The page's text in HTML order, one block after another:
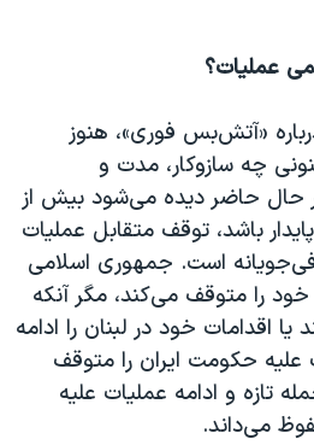
عملیات؟
«آتش‌بس فوری»، هنوز
چه سازوکار، مدت و
حال حاضر دیده می‌شود بیش از
باشد، توقف متقابل عملیات
است. جمهوری اسلامی
را متوقف می‌کند، مگر آنکه
یا اقدامات خود در لبنان را ادامه
علیه حکومت ایران را متوقف
تازه و ادامه عملیات علیه
می‌داند.